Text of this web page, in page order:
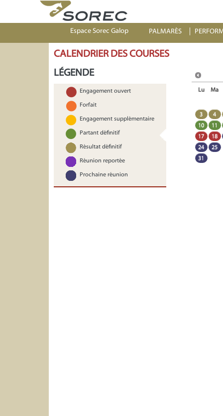
Espace Sorec Galop PALMARÈS
CALENDRIER DES COURSES
LÉGENDE
Engagement ouvert
Forfait
Engagement supplémentaire
Partant définitif
Résultat définitif
Réunion reportée
Prochaine réunion
Lu Ma
3
4
10
11
17
18
24
25
31